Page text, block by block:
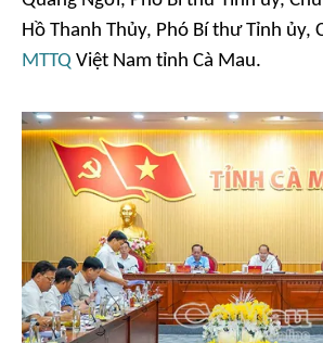
Hồ Thanh Thủy, Phó Bí thư Tỉnh ủy,
MTTQ Việt Nam tỉnh Cà Mau.